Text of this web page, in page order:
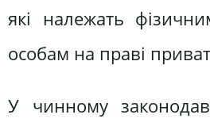
які належать
особам на праві
У чинному